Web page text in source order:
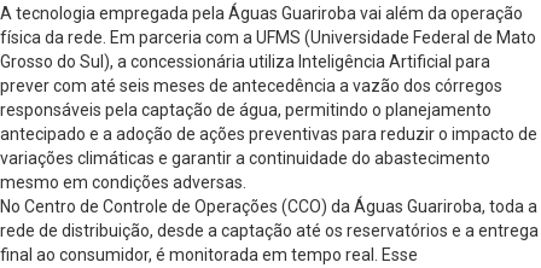
A tecnologia empregada pela Águas Guariroba vai além da operação
física da rede. Em parceria com a UFMS (Universidade Federal de Mato
Grosso do Sul), a concessionária utiliza Inteligência Artificial para
prever com até seis meses de antecedência a vazão dos córregos
responsáveis pela captação de água, permitindo o planejamento
antecipado e a adoção de ações preventivas para reduzir o impacto de
variações climáticas e garantir a continuidade do abastecimento
mesmo em condições adversas.
No Centro de Controle de Operações (CCO) da Águas Guariroba, toda a
rede de distribuição, desde a captação até os reservatórios e a entrega
final ao consumidor, é monitorada em tempo real. Esse